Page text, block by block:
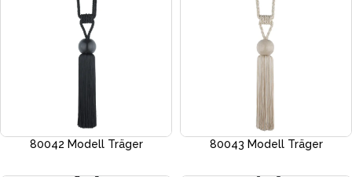
80042 Modell Träger 80043 Modell Träger